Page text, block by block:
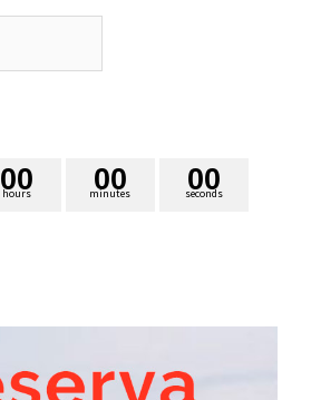
hours
00 minutes
00 seconds
00